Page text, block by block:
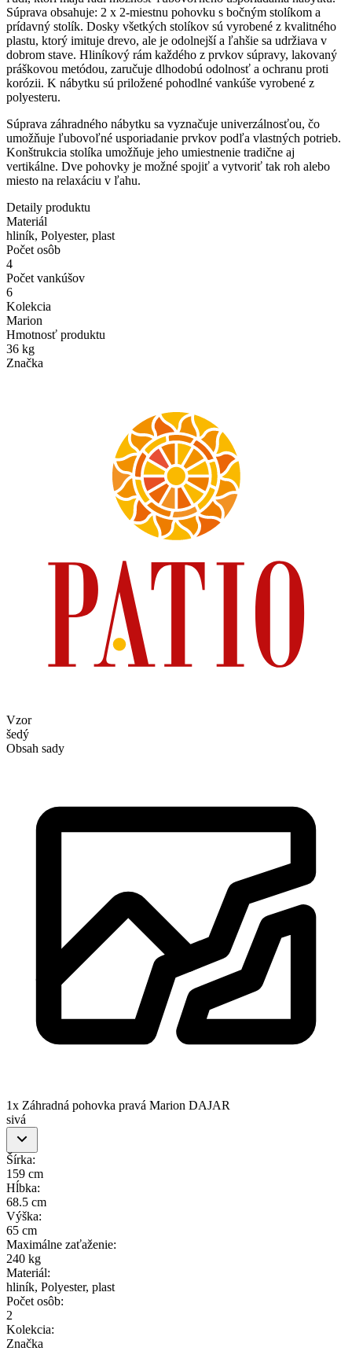
Súprava obsahuje: 2 x 2-miestnu pohovku s bočným stolíkom a
prídavný stolík. Dosky všetkých stolíkov sú vyrobené z kvalitného
plastu, ktorý imituje drevo, ale je odolnejší a ľahšie sa udržiava v
dobrom stave. Hliníkový rám každého z prvkov súpravy, lakovaný
práškovou metódou, zaručuje dlhodobú odolnosť a ochranu proti
korózii. K nábytku sú priložené pohodlné vankúše vyrobené z
polyesteru.
Súprava záhradného nábytku sa vyznačuje univerzálnosťou, čo
umožňuje ľubovoľné usporiadanie prvkov podľa vlastných potrieb.
Konštrukcia stolíka umožňuje jeho umiestnenie tradične aj
vertikálne. Dve pohovky je možné spojiť a vytvoriť tak roh alebo
miesto na relaxáciu v ľahu.
Detaily produktu
Materiál
hliník, Polyester, plast
Počet osôb
4
Počet vankúšov
6
Kolekcia
Marion
Hmotnosť produktu
36 kg
Značka
Vzor
šedý
Obsah sady
1x Záhradná pohovka pravá Marion DAJAR
sivá
Šírka:
159 cm
Hĺbka:
68.5 cm
Výška:
65 cm
Maximálne zaťaženie:
240 kg
Materiál:
hliník, Polyester, plast
Počet osôb:
2
Kolekcia:
Značka